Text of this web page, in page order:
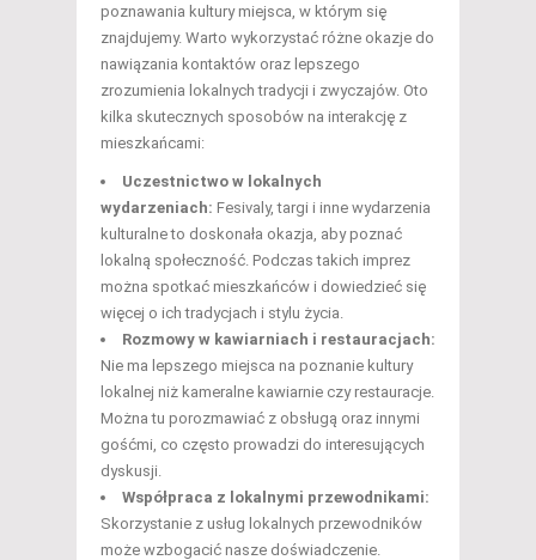
poznawania kultury miejsca, w którym się
znajdujemy. Warto wykorzystać różne okazje do
nawiązania kontaktów oraz lepszego
zrozumienia lokalnych tradycji i zwyczajów. Oto
kilka skutecznych sposobów na interakcję z
mieszkańcami:
Uczestnictwo w lokalnych
wydarzeniach: Fesivaly, targi i inne wydarzenia
kulturalne to doskonała okazja, aby poznać
lokalną społeczność. Podczas takich imprez
można spotkać mieszkańców i dowiedzieć się
więcej o ich tradycjach i stylu życia.
Rozmowy w kawiarniach i restauracjach:
Nie ma lepszego miejsca na poznanie kultury
lokalnej niż kameralne kawiarnie czy restauracje.
Można tu porozmawiać z obsługą oraz innymi
gośćmi, co często prowadzi do interesujących
dyskusji.
Współpraca z lokalnymi przewodnikami:
Skorzystanie z usług lokalnych przewodników
może wzbogacić nasze doświadczenie.